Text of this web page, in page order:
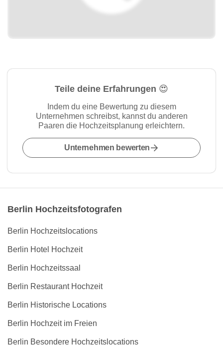
Teile deine Erfahrungen 😍
Indem du eine Bewertung zu diesem
Unternehmen schreibst, kannst du anderen
Paaren die Hochzeitsplanung erleichtern.
Unternehmen bewerten
Berlin Hochzeitsfotografen
Berlin Hochzeitslocations
Berlin Hotel Hochzeit
Berlin Hochzeitssaal
Berlin Restaurant Hochzeit
Berlin Historische Locations
Berlin Hochzeit im Freien
Berlin Besondere Hochzeitslocations